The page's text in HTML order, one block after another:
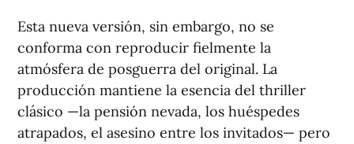
Esta nueva versión, sin embargo, no se
conforma con reproducir fielmente la
atmósfera de posguerra del original. La
producción mantiene la esencia del thriller
clásico —la pensión nevada, los huéspedes
atrapados, el asesino entre los invitados— pero